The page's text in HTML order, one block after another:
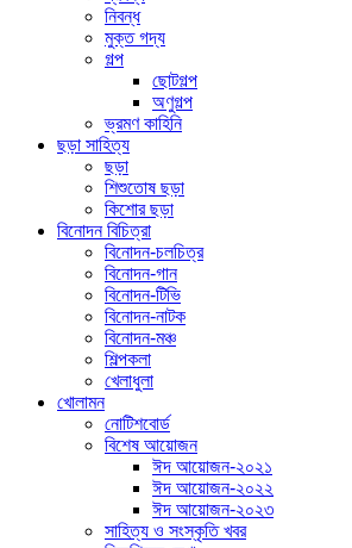
নিবন্ধ
মুক্ত গদ্য
গল্প
ছোটগল্প
অণুগল্প
ভ্রমণ কাহিনি
ছড়া সাহিত্য
ছড়া
শিশুতোষ ছড়া
কিশোর ছড়া
বিনোদন বিচিত্রা
বিনোদন-চলচিত্র
বিনোদন-গান
বিনোদন-টিভি
বিনোদন-নাটক
বিনোদন-মঞ্চ
শিল্পকলা
খেলাধুলা
খোলামন
নোটিশবোর্ড
বিশেষ আয়োজন
ঈদ আয়োজন-২০২১
ঈদ আয়োজন-২০২২
ঈদ আয়োজন-২০২৩
সাহিত্য ও সংস্কৃতি খবর